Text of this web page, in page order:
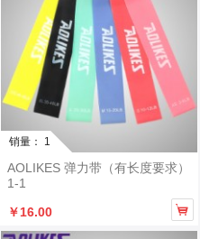
销量： 1
AOLIKES 弹力带（有长度要求）
1-1
￥16.00
